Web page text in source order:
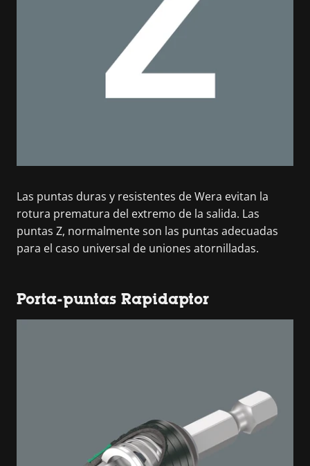
Las puntas duras y resistentes de Wera evitan la
rotura prematura del extremo de la salida. Las
puntas Z, normalmente son las puntas adecuadas
para el caso universal de uniones atornilladas.
Porta-puntas Rapidaptor